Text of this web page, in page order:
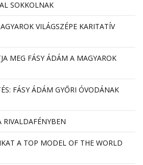
SOKKOLNAK
VILÁGSZÉPE KARITATÍV
MEG FÁSY ÁDÁM A MAGYAROK
FÁSY ÁDÁM GYŐRI ÓVODÁNAK
RIVALDAFÉNYBEN
A TOP MODEL OF THE WORLD